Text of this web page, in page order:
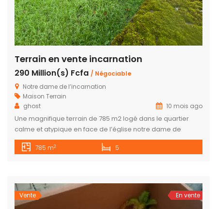
Terrain en vente incarnation
290 Million(s) Fcfa / Négociable
Notre dame de l’incarnation
Maison Terrain
ghost
10 mois ago
Une magnifique terrain de 785 m2 logé dans le quartier
calme et atypique en face de l’église notre dame de
l’incarnation . riviera palmeraie – projet de construction
haut standing – Prix : 290millions
785 m2 5
Vente En vente